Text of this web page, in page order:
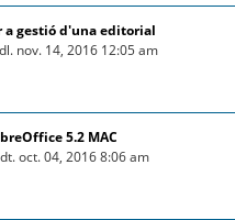
gestió d'una editorial
nov. 14, 2016 12:05 am
5.2 MAC
oct. 04, 2016 8:06 am